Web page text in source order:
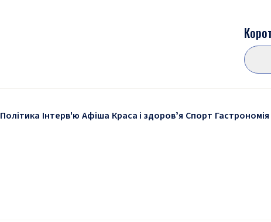
Політика Інтерв'ю Афіша Краса і здоровʼя Спорт Гастрономія